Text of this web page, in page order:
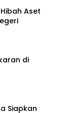
Aset
di
Siapkan